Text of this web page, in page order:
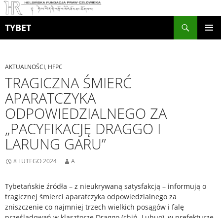
TYBET
AKTUALNOŚCI, HFPC
TRAGICZNA ŚMIERĆ
APARATCZYKA
ODPOWIEDZIALNEGO ZA
„PACYFIKACJĘ DRAGGO I
LARUNG GARU”
8 LUTEGO 2024 A
Tybetańskie źródła – z nieukrywaną satysfakcją – informują o
tragicznej śmierci aparatczyka odpowiedzialnego za
zniszczenie co najmniej trzech wielkich posągów i falę